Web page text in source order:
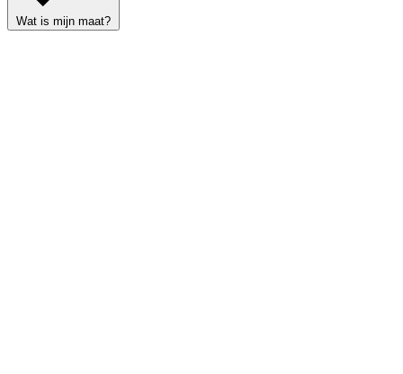
Wat is mijn maat?